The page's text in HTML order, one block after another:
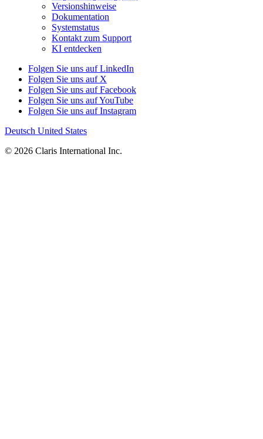
Versionshinweise
Dokumentation
Systemstatus
Kontakt zum Support
KI entdecken
Folgen Sie uns auf LinkedIn
Folgen Sie uns auf X
Folgen Sie uns auf Facebook
Folgen Sie uns auf YouTube
Folgen Sie uns auf Instagram
Deutsch United States
© 2026 Claris International Inc.